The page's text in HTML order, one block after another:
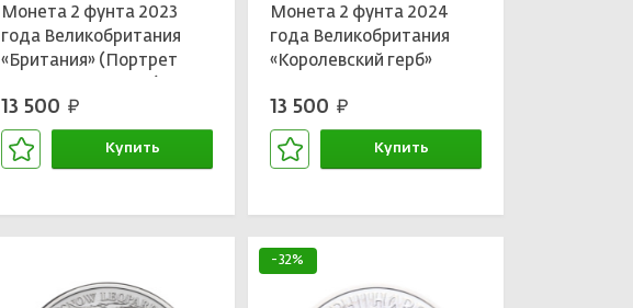
Монета 2 фунта 2023
года Великобритания
«Британия» (Портрет
13 500 руб.
Купить
Монета 2 фунта 2024
года Великобритания
«Королевский герб»
13 500 руб.
Купить
-32%